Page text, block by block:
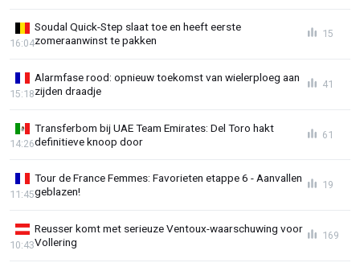
Soudal Quick-Step slaat toe en heeft eerste
zomeraanwinst te pakken
16:04
15
Alarmfase rood: opnieuw toekomst van wielerploeg aan
zijden draadje
15:18
41
Transferbom bij UAE Team Emirates: Del Toro hakt
definitieve knoop door
14:26
61
Tour de France Femmes: Favorieten etappe 6 - Aanvallen
geblazen!
11:45
19
Reusser komt met serieuze Ventoux-waarschuwing voor
Vollering
10:43
169